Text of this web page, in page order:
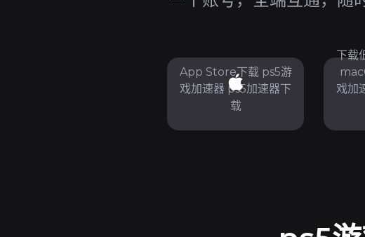
App Store下载 ps5游
戏加速器 ps5加速器下
载
下载
戏加